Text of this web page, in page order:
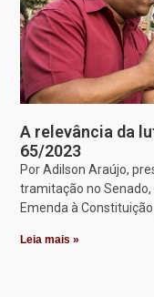
A relevância da
65/2023
Por Adilson Araújo,
tramitação no Senado,
Emenda à
Leia mais »